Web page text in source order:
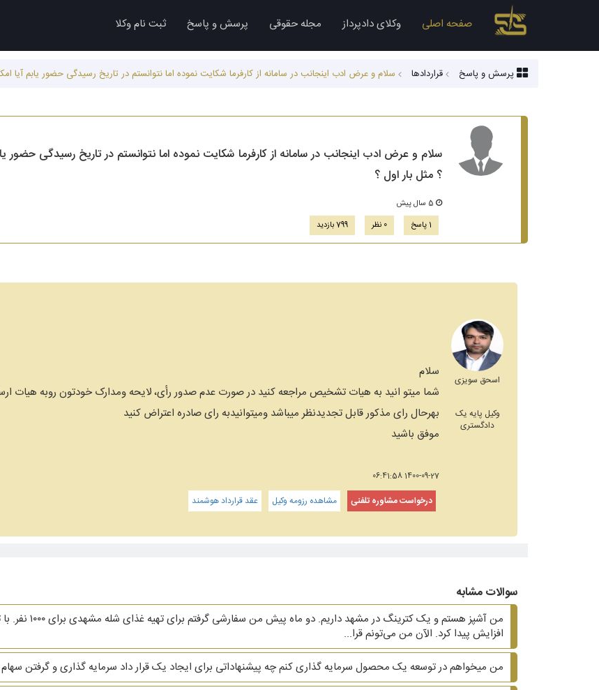
صفحه اصلی وکلای دادپرداز مجله حقوقی پرسش و پاسخ ثبت نام وکلا
پرسش و پاسخ قراردادها سلام و عرض ادب اینجانب در سامانه از کارفرما شکایت نموده اما نتوانستم در تاریخ رسیدگی حضور یابم
سلام و عرض ادب اینجانب در سامانه از کارفرما شکایت نموده اما نتوانستم در تاریخ رسیدگی
؟ مثل بار اول ؟
1 پاسخ
0 نظر 799 بازدید
اسحق سویزی
وکیل پایه یک
دادگستری
سلام
شما میتو انید به هیات تشخیص مراجعه کنید در صورت عدم صدور رأی، لایحه ومدارک خودتون روبه هیات
بهرحال رای مذکور قابل تجدیدنظر میباشد ومیتوانیدبه رای صادره اعتراض کنید
موفق باشید
1400-09-27 06:41:58
درخواست مشاوره تلفنی مشاهده رزومه وکیل عقد قرارداد هوشمند
سوالات مشابه
افزایش پیدا کرد. الآن من می‌تونم قرا...
من میخواهم در توسعه یک محصول سرمایه گذاری کنم چه پیشنهاداتی برای ایجاد یک قرار داد سرمایه گذاری و گرفتن سهام